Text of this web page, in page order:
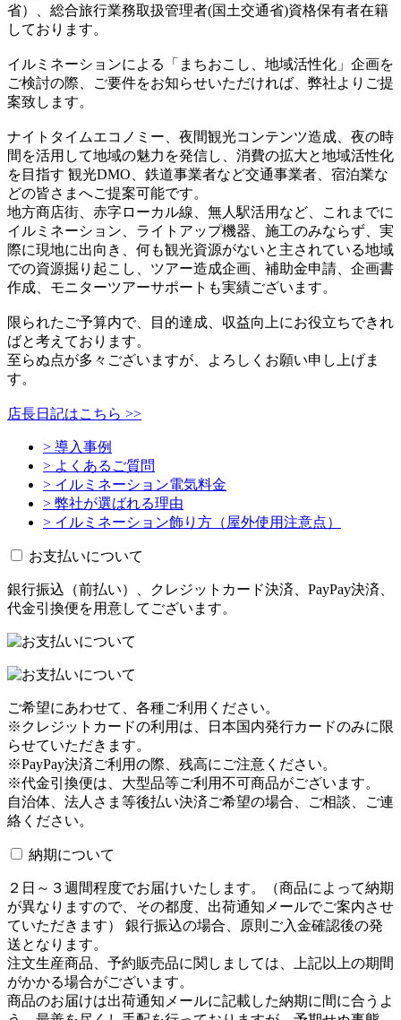
省）、総合旅行業務取扱管理者(国土交通省)資格保有者在籍
しております。
イルミネーションによる「まちおこし、地域活性化」企画を
ご検討の際、ご要件をお知らせいただければ、弊社よりご提
案致します。
ナイトタイムエコノミー、夜間観光コンテンツ造成、夜の時
間を活用して地域の魅力を発信し、消費の拡大と地域活性化
を目指す 観光DMO、鉄道事業者など交通事業者、宿泊業な
どの皆さまへご提案可能です。
地方商店街、赤字ローカル線、無人駅活用など、これまでに
イルミネーション、ライトアップ機器、施工のみならず、実
際に現地に出向き、何も観光資源がないと主されている地域
での資源掘り起こし、ツアー造成企画、補助金申請、企画書
作成、モニターツアーサポートも実績ございます。
限られたご予算内で、目的達成、収益向上にお役立ちできれ
ばと考えております。
至らぬ点が多々ございますが、よろしくお願い申し上げま
す。
店長日記はこちら >>
> 導入事例
> よくあるご質問
> イルミネーション電気料金
> 弊社が選ばれる理由
> イルミネーション飾り方（屋外使用注意点）
お支払いについて
銀行振込（前払い）、クレジットカード決済、PayPay決済、
代金引換便を用意してございます。
ご希望にあわせて、各種ご利用ください。
※クレジットカードの利用は、日本国内発行カードのみに限
らせていただきます。
※PayPay決済ご利用の際、残高にご注意ください。
※代金引換便は、大型品等ご利用不可商品がございます。
自治体、法人さま等後払い決済ご希望の場合、ご相談、ご連
絡ください。
納期について
２日～３週間程度でお届けいたします。（商品によって納期
が異なりますので、その都度、出荷通知メールでご案内させ
ていただきます） 銀行振込の場合、原則ご入金確認後の発
送となります。
注文生産商品、予約販売品に関しましては、上記以上の期間
がかかる場合がございます。
商品のお届けは出荷通知メールに記載した納期に間に合うよ